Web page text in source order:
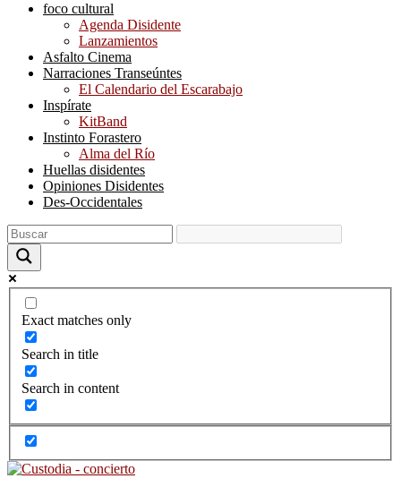
foco cultural
Agenda Disidente
Lanzamientos
Asfalto Cinema
Narraciones Transeúntes
El Calendario del Escarabajo
Inspírate
KitBand
Instinto Forastero
Alma del Río
Huellas disidentes
Opiniones Disidentes
Des-Occidentales
Exact matches only
Search in title
Search in content